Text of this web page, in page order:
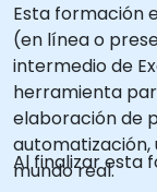
Esta formación
(en línea o
intermedio de
herramienta
elaboración de
automatización,
mundo real.
Al finalizar esta